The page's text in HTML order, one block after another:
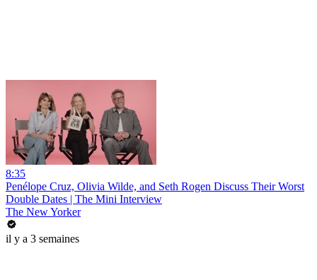
8:35
Penélope Cruz, Olivia Wilde, and Seth Rogen Discuss Their Worst
Double Dates | The Mini Interview
The New Yorker
il y a 3 semaines